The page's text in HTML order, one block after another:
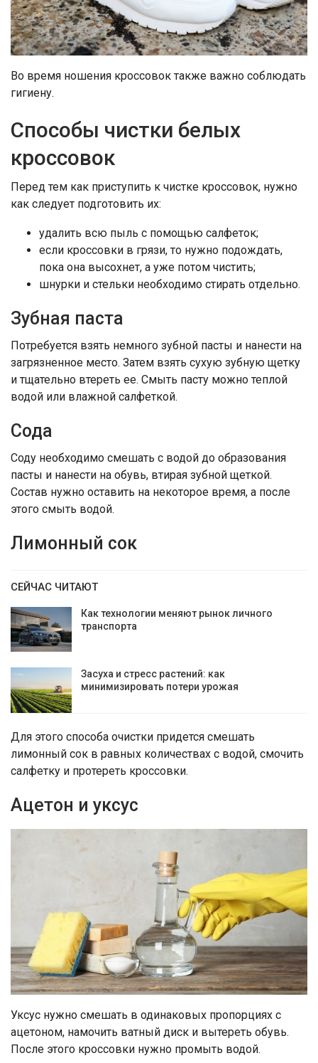
Во время ношения кроссовок также важно соблюдать
гигиену.
Способы чистки белых
кроссовок
Перед тем как приступить к чистке кроссовок, нужно
как следует подготовить их:
удалить всю пыль с помощью салфеток;
если кроссовки в грязи, то нужно подождать,
пока она высохнет, а уже потом чистить;
шнурки и стельки необходимо стирать отдельно.
Зубная паста
Потребуется взять немного зубной пасты и нанести на
загрязненное место. Затем взять сухую зубную щетку
и тщательно втереть ее. Смыть пасту можно теплой
водой или влажной салфеткой.
Сода
Соду необходимо смешать с водой до образования
пасты и нанести на обувь, втирая зубной щеткой.
Состав нужно оставить на некоторое время, а после
этого смыть водой.
Лимонный сок
СЕЙЧАС ЧИТАЮТ
Как технологии меняют рынок личного
транспорта
Засуха и стресс растений: как
минимизировать потери урожая
Для этого способа очистки придется смешать
лимонный сок в равных количествах с водой, смочить
салфетку и протереть кроссовки.
Ацетон и уксус
Уксус нужно смешать в одинаковых пропорциях с
ацетоном, намочить ватный диск и вытереть обувь.
После этого кроссовки нужно промыть водой.